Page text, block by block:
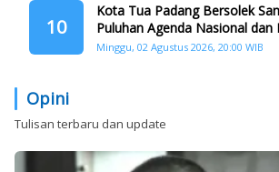
10
Kota Tua Padang Bersolek
Puluhan Agenda Nasional dan
Siap Digelar
Minggu, 02 Agustus 2026, 20:00 WIB
Opini
Tulisan terbaru dan update